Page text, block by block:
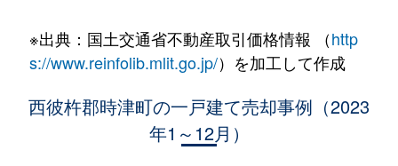
※出典：国土交通省不動産取引価格情報 （http
s://www.reinfolib.mlit.go.jp/）を加工して作成
西彼杵郡時津町の一戸建て売却事例（2023
年1～12月）